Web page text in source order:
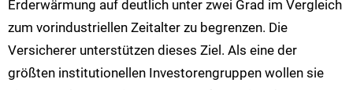
Erderwärmung auf deutlich unter zwei Grad im Vergleich
zum vorindustriellen Zeitalter zu begrenzen. Die
Versicherer unterstützen dieses Ziel. Als eine der
größten institutionellen Investorengruppen wollen sie